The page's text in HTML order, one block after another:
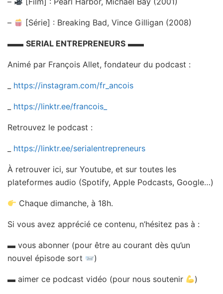
– [Série] : Breaking Bad, Vince Gilligan (2008)
▬▬ SERIAL ENTREPRENEURS ▬▬
Animé par François Allet, fondateur du podcast :
https://instagram.com/fr_ancois
https://linktr.ee/francois_
Retrouvez le podcast :
https://linktr.ee/serialentrepreneurs
À retrouver ici, sur Youtube, et sur toutes les
plateformes audio (Spotify, Apple Podcasts, Google…)
Chaque dimanche, à 18h.
Si vous avez apprécié ce contenu, n’hésitez pas à :
▬ vous abonner (pour être au courant dès qu’un
nouvel épisode sort
)
▬ aimer ce podcast vidéo (pour nous soutenir )